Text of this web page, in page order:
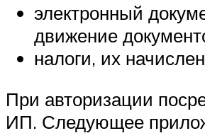
электронный
движение
налоги, их
При авторизации
ИП. Следующее